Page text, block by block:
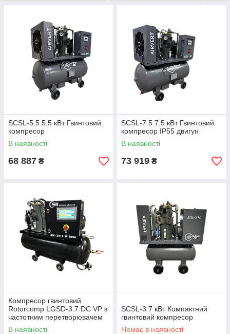
витратою стисненого повітря.
✔ Відкрите виконання без захисного кожуха
✔ Компактні габарити
✔ Проста конструкція та зручне обслуговування
✔ Підходять для заміни поршневих компресорів
📞 Допоможемо підібрати компресор під ваші завдання —
SCSL-5.5 5.5 кВт Гвинтовий
компресор
В наявності
68 887 ₴
SCSL-7.5 7.5 кВт Гвинтовий
компресор IP55 двигун
В наявності
73 919 ₴
Компресор гвинтовий
Rotorcomp LGSD-3.7 DC VP з
частотним перетворювачем
та ресивером
В наявності
SCSL-3.7 кВт Компактний
гвинтовий компресор
Немає в наявності